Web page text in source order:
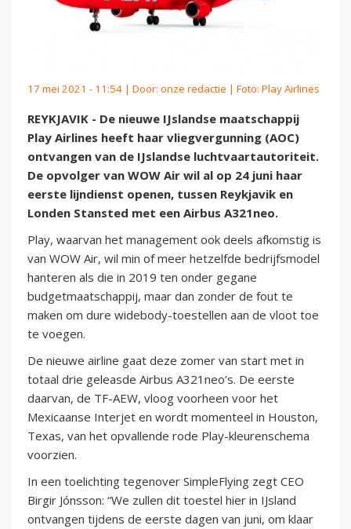
17 mei 2021 - 11:54 | Door: onze redactie | Foto: Play Airlines
REYKJAVIK - De nieuwe IJslandse maatschappij
Play Airlines heeft haar vliegvergunning (AOC)
ontvangen van de IJslandse luchtvaartautoriteit.
De opvolger van WOW Air wil al op 24 juni haar
eerste lijndienst openen, tussen Reykjavik en
Londen Stansted met een Airbus A321neo.
Play, waarvan het management ook deels afkomstig is
van WOW Air, wil min of meer hetzelfde bedrijfsmodel
hanteren als die in 2019 ten onder gegane
budgetmaatschappij, maar dan zonder de fout te
maken om dure widebody-toestellen aan de vloot toe
te voegen.
De nieuwe airline gaat deze zomer van start met in
totaal drie geleasde Airbus A321neo’s. De eerste
daarvan, de TF-AEW, vloog voorheen voor het
Mexicaanse Interjet en wordt momenteel in Houston,
Texas, van het opvallende rode Play-kleurenschema
voorzien.
In een toelichting tegenover SimpleFlying zegt CEO
Birgir Jónsson: “We zullen dit toestel hier in IJsland
ontvangen tijdens de eerste dagen van juni, om klaar